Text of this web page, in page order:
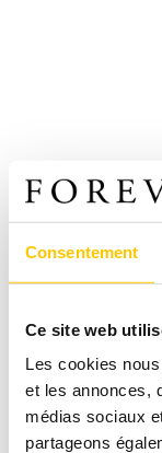
Consentement
Ce site web
Les cookies
et les annonces,
médias sociaux
partageons